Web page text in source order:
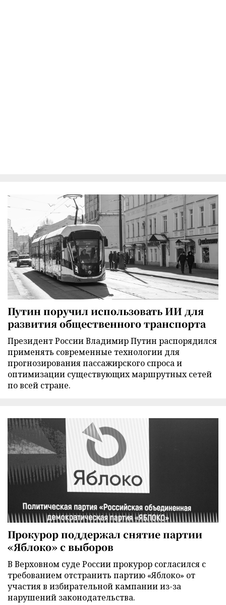
Путин поручил использовать ИИ для
развития общественного транспорта
Президент России Владимир Путин распорядился
применять современные технологии для
прогнозирования пассажирского спроса и
оптимизации существующих маршрутных сетей
по всей стране.
Прокурор поддержал снятие партии
«Яблоко» с выборов
В Верховном суде России прокурор согласился с
требованием отстранить партию «Яблоко» от
участия в избирательной кампании из-за
нарушений законодательства.